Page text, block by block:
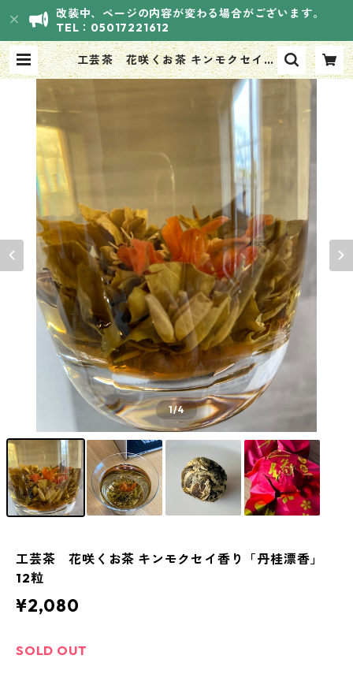
改装中、ページの内容が変わる場合がございます。
TEL：05017221612
工芸茶 花咲くお茶 キンモクセイ香
り「丹桂漂香」12粒 | HANASOUVI
1/4
工芸茶 花咲くお茶 キンモクセイ香り「丹桂漂香」
12粒
¥2,080
SOLD OUT